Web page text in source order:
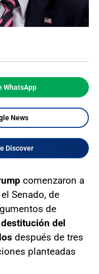
WhatsApp
News
Discover
comenzaron a
Senado, de
de
del
después de tres
planteadas